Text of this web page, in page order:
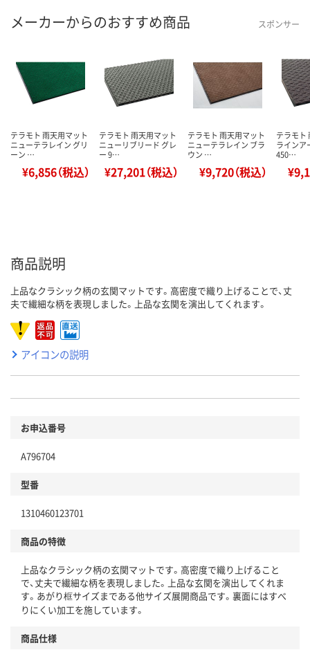
メーカーからのおすすめ商品 スポンサー
テラモト 雨天用マット
ニューテラレイン グリ
ーン …
¥6,856（税込）
テラモト 雨天用マット
ニューリブリード グレ
ー 9…
¥27,201（税込）
テラモト 雨天用マット
ニューテラレイン ブラ
ウン …
¥9,720（税込）
テラモト
ラインア
450…
商品説明
上品なクラシック柄の玄関マットです。高密度で織り上げることで、丈
夫で繊細な柄を表現しました。上品な玄関を演出してくれます。
アイコンの説明
お申込番号
A796704
型番
1310460123701
商品の特徴
上品なクラシック柄の玄関マットです。高密度で織り上げること
で、丈夫で繊細な柄を表現しました。上品な玄関を演出してくれま
す。あがり框サイズまである他サイズ展開商品です。裏面にはすべ
りにくい加工を施しています。
商品仕様